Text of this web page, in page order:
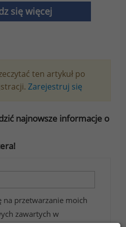
się więcej
ten artykuł po
Zarejestruj się
najnowsze informacje o
na przetwarzanie moich
zawartych w